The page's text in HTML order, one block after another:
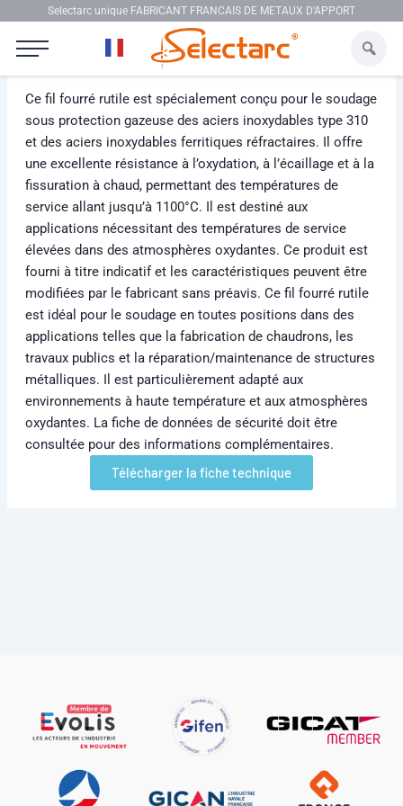
Aller au contenuSelectarc unique FABRICANT FRANCAIS DE METAUX D'APPORT
Ce fil fourré rutile est spécialement conçu pour le soudage
sous protection gazeuse des aciers inoxydables type 310
et des aciers inoxydables ferritiques réfractaires. Il offre
une excellente résistance à l’oxydation, à l’écaillage et à la
fissuration à chaud, permettant des températures de
service allant jusqu’à 1100°C. Il est destiné aux
applications nécessitant des températures de service
élevées dans des atmosphères oxydantes. Ce produit est
fourni à titre indicatif et les caractéristiques peuvent être
modifiées par le fabricant sans préavis. Ce fil fourré rutile
est idéal pour le soudage en toutes positions dans des
applications telles que la fabrication de chaudrons, les
travaux publics et la réparation/maintenance de structures
métalliques. Il est particulièrement adapté aux
environnements à haute température et aux atmosphères
oxydantes. La fiche de données de sécurité doit être
consultée pour des informations complémentaires.
Télécharger la fiche technique